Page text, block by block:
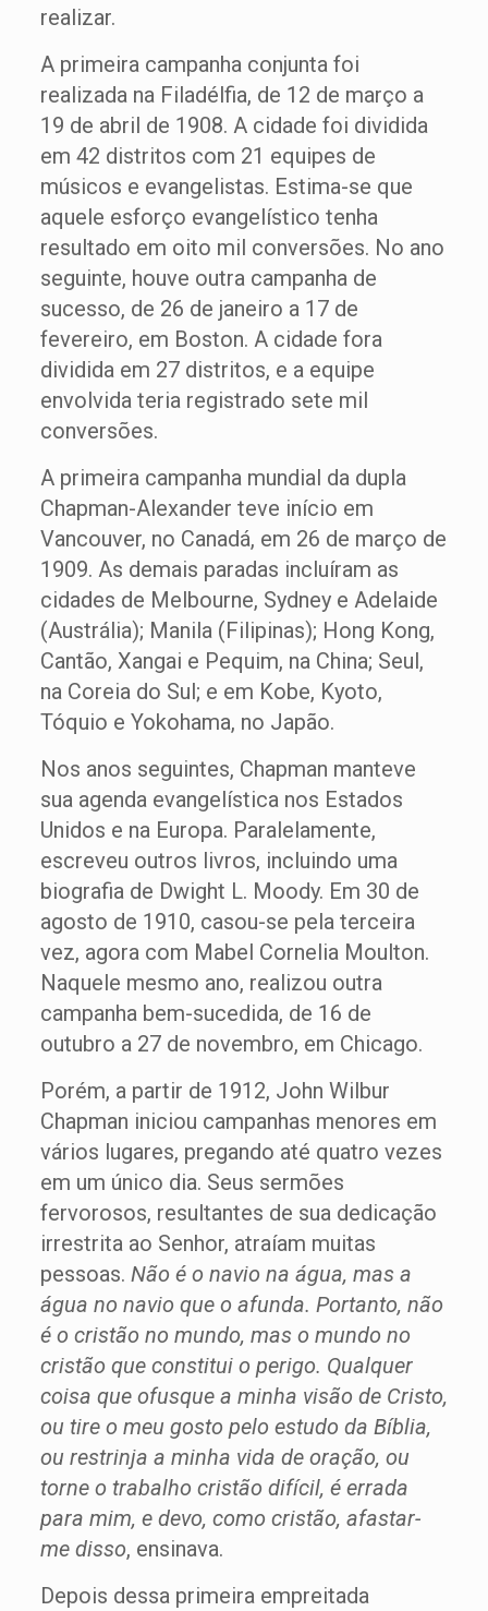
realizar.
A primeira campanha conjunta foi
realizada na Filadélfia, de 12 de março a
19 de abril de 1908. A cidade foi dividida
em 42 distritos com 21 equipes de
músicos e evangelistas. Estima-se que
aquele esforço evangelístico tenha
resultado em oito mil conversões. No ano
seguinte, houve outra campanha de
sucesso, de 26 de janeiro a 17 de
fevereiro, em Boston. A cidade fora
dividida em 27 distritos, e a equipe
envolvida teria registrado sete mil
conversões.
A primeira campanha mundial da dupla
Chapman-Alexander teve início em
Vancouver, no Canadá, em 26 de março de
1909. As demais paradas incluíram as
cidades de Melbourne, Sydney e Adelaide
(Austrália); Manila (Filipinas); Hong Kong,
Cantão, Xangai e Pequim, na China; Seul,
na Coreia do Sul; e em Kobe, Kyoto,
Tóquio e Yokohama, no Japão.
Nos anos seguintes, Chapman manteve
sua agenda evangelística nos Estados
Unidos e na Europa. Paralelamente,
escreveu outros livros, incluindo uma
biografia de Dwight L. Moody. Em 30 de
agosto de 1910, casou-se pela terceira
vez, agora com Mabel Cornelia Moulton.
Naquele mesmo ano, realizou outra
campanha bem-sucedida, de 16 de
outubro a 27 de novembro, em Chicago.
Porém, a partir de 1912, John Wilbur
Chapman iniciou campanhas menores em
vários lugares, pregando até quatro vezes
em um único dia. Seus sermões
fervorosos, resultantes de sua dedicação
irrestrita ao Senhor, atraíam muitas
pessoas. Não é o navio na água, mas a
água no navio que o afunda. Portanto, não
é o cristão no mundo, mas o mundo no
cristão que constitui o perigo. Qualquer
coisa que ofusque a minha visão de Cristo,
ou tire o meu gosto pelo estudo da Bíblia,
ou restrinja a minha vida de oração, ou
torne o trabalho cristão difícil, é errada
para mim, e devo, como cristão, afastar-
me disso, ensinava.
Depois dessa primeira empreitada